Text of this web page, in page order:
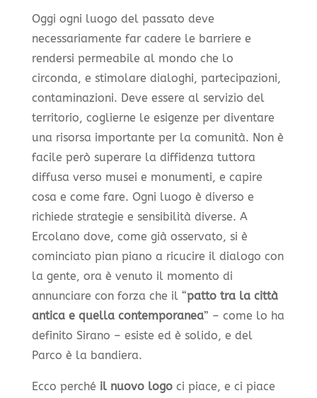
Oggi ogni luogo del passato deve
necessariamente far cadere le barriere e
rendersi permeabile al mondo che lo
circonda, e stimolare dialoghi, partecipazioni,
contaminazioni. Deve essere al servizio del
territorio, coglierne le esigenze per diventare
una risorsa importante per la comunità. Non è
facile però superare la diffidenza tuttora
diffusa verso musei e monumenti, e capire
cosa e come fare. Ogni luogo è diverso e
richiede strategie e sensibilità diverse. A
Ercolano dove, come già osservato, si è
cominciato pian piano a ricucire il dialogo con
la gente, ora è venuto il momento di
annunciare con forza che il “patto tra la città
antica e quella contemporanea” – come lo ha
definito Sirano – esiste ed è solido, e del
Parco è la bandiera.
Ecco perché il nuovo logoci piace, e ci piace